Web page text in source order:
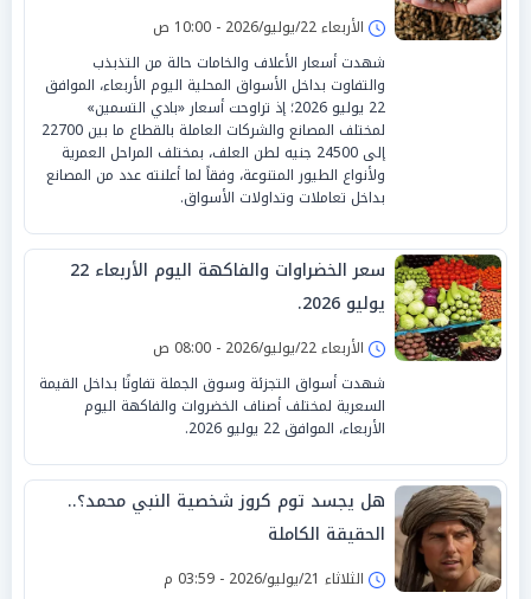
الأربعاء 22/يوليو/2026 - 10:00 ص
شهدت أسعار الأعلاف والخامات حالة من التذبذب
والتفاوت بداخل الأسواق المحلية اليوم الأربعاء، الموافق
22 يوليو 2026؛ إذ تراوحت أسعار «بادي التسمين»
لمختلف المصانع والشركات العاملة بالقطاع ما بين 22700
إلى 24500 جنيه لطن العلف، بمختلف المراحل العمرية
ولأنواع الطيور المتنوعة، وفقاً لما أعلنته عدد من المصانع
بداخل تعاملات وتداولات الأسواق.
سعر الخضراوات والفاكهة اليوم الأربعاء 22
يوليو 2026.
الأربعاء 22/يوليو/2026 - 08:00 ص
شهدت أسواق التجزئة وسوق الجملة تفاوتًا بداخل القيمة
السعرية لمختلف أصناف الخضروات والفاكهة اليوم
الأربعاء، الموافق 22 يوليو 2026.
هل يجسد توم كروز شخصية النبي محمد؟..
الحقيقة الكاملة
الثلاثاء 21/يوليو/2026 - 03:59 م